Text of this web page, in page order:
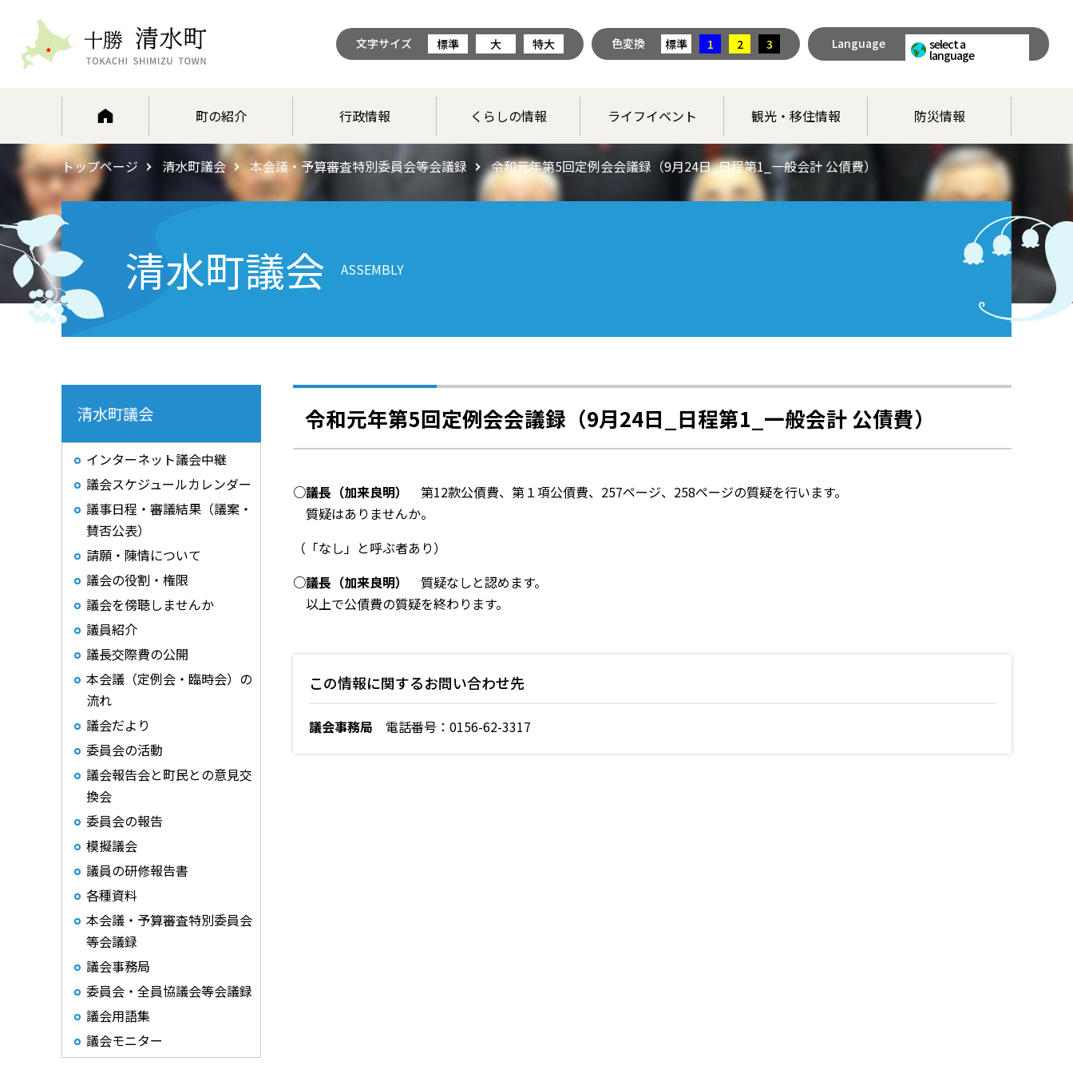
文字サイズ 標準 大 特大 色変換 標準 1 2 3 Language select a
language
町の紹介 行政情報 くらしの情報 ライフイベント 観光・移住情報 防災情報
トップページ 清水町議会 本会議・予算審査特別委員会等会議録 令和元年第5回定例会会議録（9月24日_日程第1_一般会計 公債費）
清水町議会 ASSEMBLY
清水町議会
インターネット議会中継
議会スケジュールカレンダー
議事日程・審議結果（議案・
賛否公表）
請願・陳情について
議会の役割・権限
議会を傍聴しませんか
議員紹介
議長交際費の公開
本会議（定例会・臨時会）の
流れ
議会だより
委員会の活動
議会報告会と町民との意見交
換会
委員会の報告
模擬議会
議員の研修報告書
各種資料
本会議・予算審査特別委員会
等会議録
議会事務局
委員会・全員協議会等会議録
議会用語集
議会モニター
令和元年第5回定例会会議録（9月24日_日程第1_一般会計 公債費）
○議長（加来良明） 第12款公債費、第１項公債費、257ページ、258ページの質疑を行います。
質疑はありませんか。
（「なし」と呼ぶ者あり）
○議長（加来良明）
質疑なしと認めます。
以上で公債費の質疑を終わります。
この情報に関するお問い合わせ先
議会事務局 電話番号：0156-62-3317